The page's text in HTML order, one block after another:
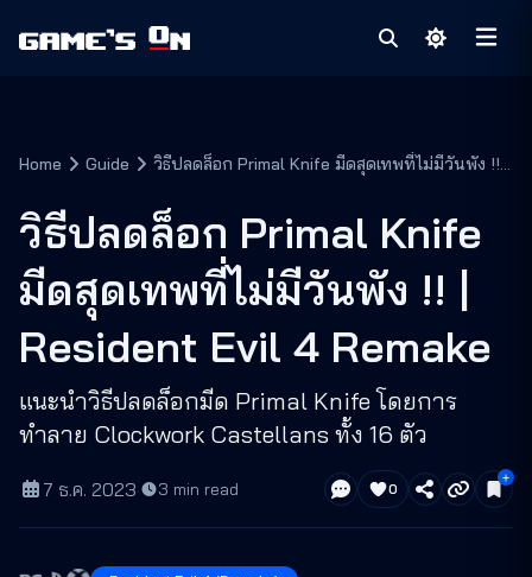
Home Guide
วิธีปลดล็อก Primal Knife มีดสุดเทพที่ไม่มีวันพัง !! |
วิธีปลดล็อก Primal Knife
มีดสุดเทพที่ไม่มีวันพัง !! |
Resident Evil 4 Remake
แนะนำวิธีปลดล็อกมีด Primal Knife โดยการ
ทำลาย Clockwork Castellans ทั้ง 16 ตัว
7 ธ.ค. 2023· 3 min read 0